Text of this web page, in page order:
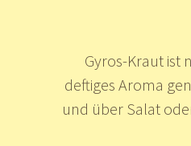
Gyros-Kraut ist
deftiges Aroma
und über Salat